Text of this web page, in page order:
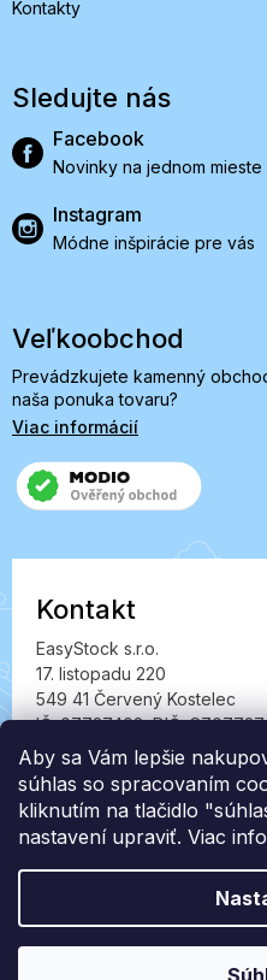
Aby sa Vám lepšie
súhlas so spracovaním
kliknutím na tlačidlo
nastavení upraviť. Viac
Kontakty
Sledujte nás
Facebook
Novinky na jednom mieste
Instagram
Módne inšpirácie pre vás
Veľkoobchod
Prevádzkujete kamenný
naša ponuka tovaru?
Viac informácií
Kontakt
EasyStock s.r.o.
17. listopadu 220
549 41 Červený Kostelec
IČ: 07727402, DIČ:
info@londonclub.sk
Vytvoril